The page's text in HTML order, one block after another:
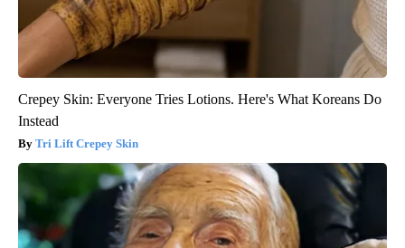
Crepey Skin: Everyone Tries Lotions. Here's What Koreans Do
Instead
Tri Lift Crepey Skin